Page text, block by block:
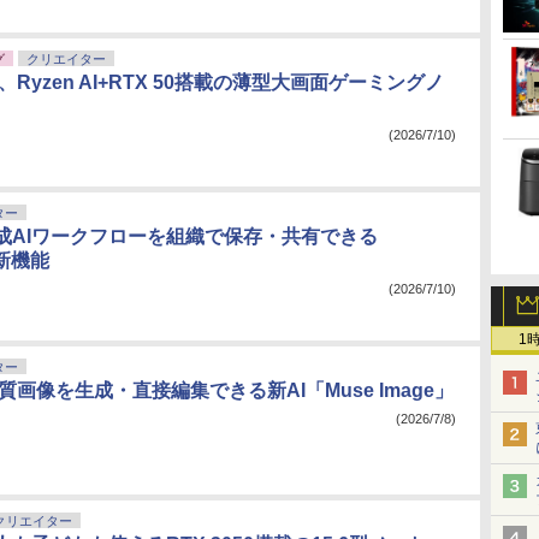
1
クリエイター
Ryzen AI+RTX 50搭載の薄型大画面ゲーミングノ
(2026/7/10)
ー
AIワークフローを組織で保存・共有できる
機能
(2026/7/10)
ー
画像を生成・直接編集できる新AI「Muse Image」
(2026/7/8)
リエイター